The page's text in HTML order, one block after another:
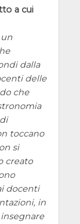
a cui
dalla
delle
che
toccano
si
creato
docenti
in